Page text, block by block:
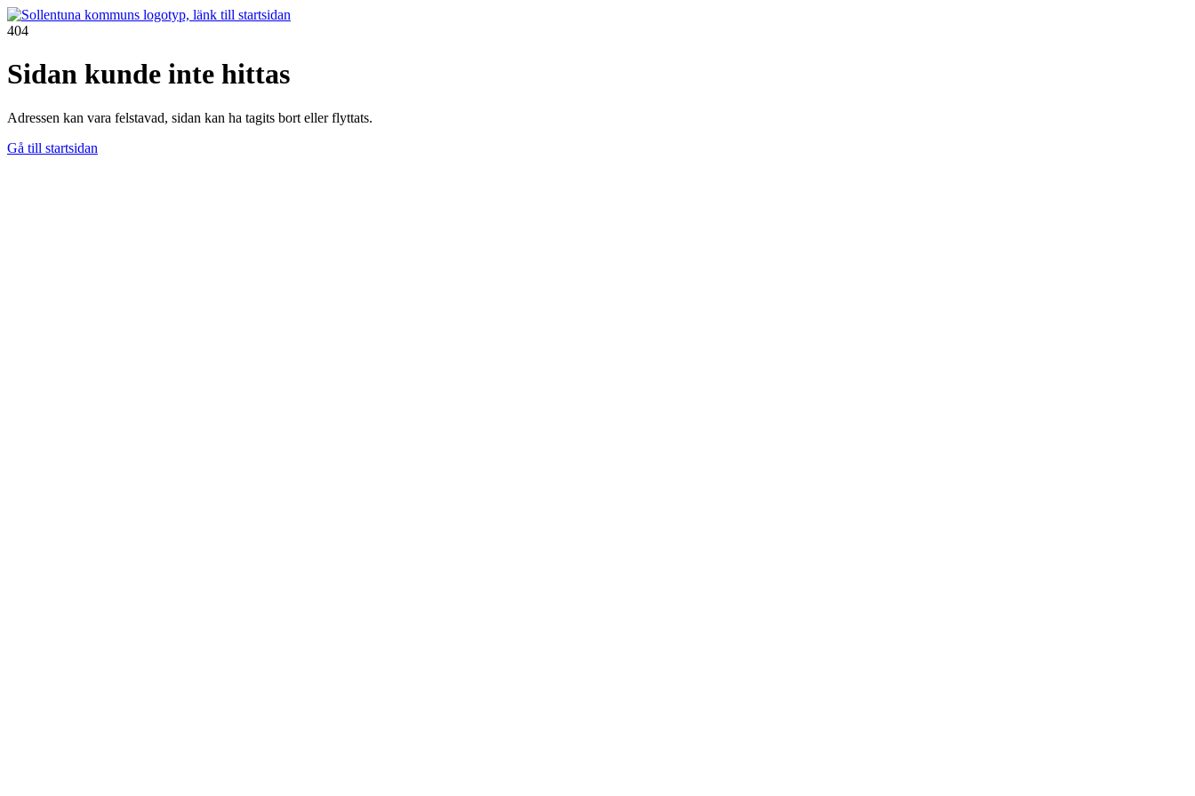
404
Sidan kunde inte hittas
Adressen kan vara felstavad, sidan kan ha tagits bort eller flyttats.
Gå till startsidan